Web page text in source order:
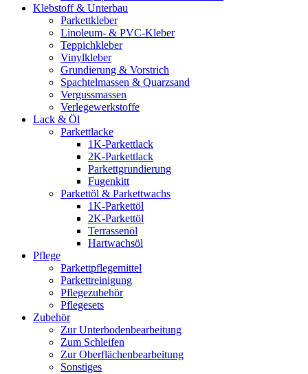
Klebstoff & Unterbau
Parkettkleber
Linoleum- & PVC-Kleber
Teppichkleber
Vinylkleber
Grundierung & Vorstrich
Spachtelmassen & Quarzsand
Vergussmassen
Verlegewerkstoffe
Lack & Öl
Parkettlacke
1K-Parkettlack
2K-Parkettlack
Parkettgrundierung
Fugenkitt
Parkettöl & Parkettwachs
1K-Parkettöl
2K-Parkettöl
Terrassenöl
Hartwachsöl
Pflege
Parkettpflegemittel
Parkettreinigung
Pflegezubehör
Pflegesets
Zubehör
Zur Unterbodenbearbeitung
Zum Schleifen
Zur Oberflächenbearbeitung
Sonstiges